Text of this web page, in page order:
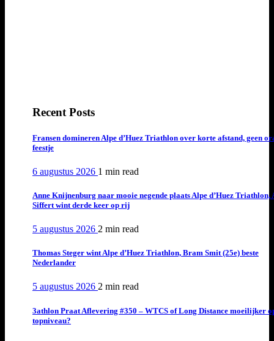
Recent Posts
Fransen domineren Alpe d’Huez Triathlon over korte afstand, geen
feestje
6 augustus 2026 1 min read
Anne Knijnenburg naar mooie negende plaats Alpe d’Huez Triathlon,
Siffert wint derde keer op rij
5 augustus 2026 2 min read
Thomas Steger wint Alpe d’Huez Triathlon, Bram Smit (25e) beste
Nederlander
5 augustus 2026 2 min read
3athlon Praat Aflevering #350 – WTCS of Long Distance moeilijker
topniveau?